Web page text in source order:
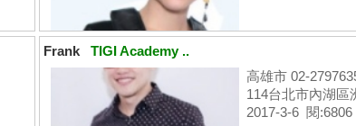
Frank TIGI Academy ..
高雄市 02-
114台北市內湖區
2017-3-6 閱:6806